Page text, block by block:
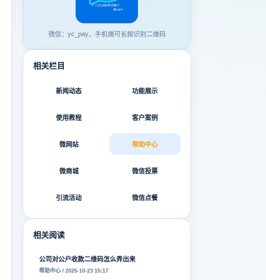
微信：yc_pay，手机端可长按识别二维码
相关栏目
新闻动态 功能展示
使用教程 客户案例
微网站 帮助中心
微商城 微信投票
引流活动 微信点餐
相关阅读
公司对公户收款二维码怎么弄出来
帮助中心 / 2025-10-23 15:17